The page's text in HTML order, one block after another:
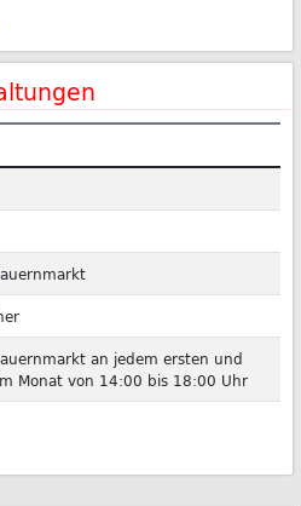
an jedem ersten und
Monat von 14:00 bis 18:00 Uhr